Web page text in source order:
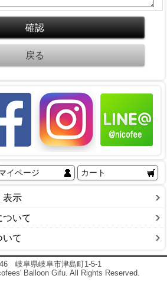
イページ カート
表示
いて
いて
岐阜県岐阜市津島町1-5-1
Balloon Gifu. All Rights Reserved.